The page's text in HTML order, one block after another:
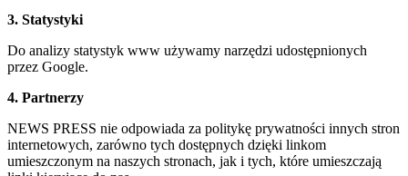
3. Statystyki
Do analizy statystyk www używamy narzędzi udostępnionych
przez Google.
4. Partnerzy
NEWS PRESS nie odpowiada za politykę prywatności innych stron
internetowych, zarówno tych dostępnych dzięki linkom
umieszczonym na naszych stronach, jak i tych, które umieszczają